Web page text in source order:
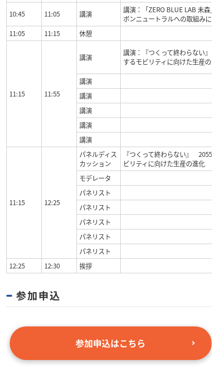
10:45 11:05 講演
講演：「ZERO BLUE LAB 未森
ボンニュートラルへの取組みに
11:05
11:15 休憩
11:15 11:55
講演
講演：『つくって終わらない』
するモビリティに向けた生産の
講演
講演
講演
講演
講演
11:15 12:25
パネルディス
カッション
『つくって終わらない』 2055
ビリティに向けた生産の進化
モデレータ
パネリスト
パネリスト
パネリスト
パネリスト
パネリスト
12:25
12:30 挨拶
参加申込
参加申込はこちら